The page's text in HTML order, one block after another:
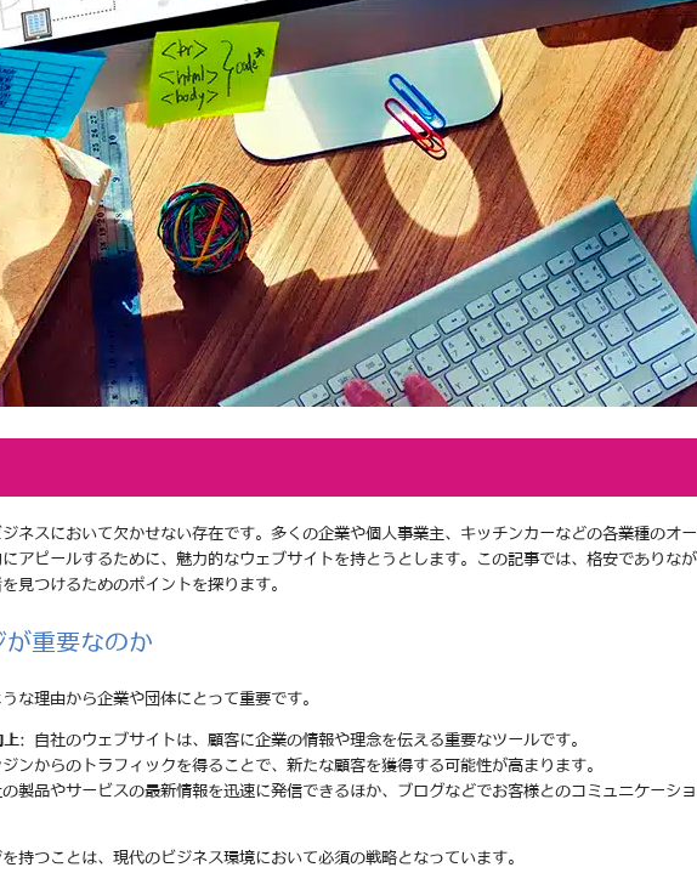
ネスにおいて欠かせない存在です。多くの企業や個人事業主、キッチンカーなどの各業種のオ
アピールするために、魅力的なウェブサイトを持とうとします。この記事では、格安でありな
見つけるためのポイントを探ります。
が重要なのか
な理由から企業や団体にとって重要です。
上: 自社のウェブサイトは、顧客に企業の情報や理念を伝える重要なツールです。
ンからのトラフィックを得ることで、新たな顧客を獲得する可能性が高まります。
製品やサービスの最新情報を迅速に発信できるほか、ブログなどでお客様とのコミュニケーシ
持つことは、現代のビジネス環境において必須の戦略となっています。